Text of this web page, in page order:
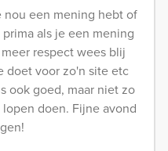
nou een mening hebt of
als je een mening
respect wees blij
doet voor zo'n site etc
ook goed, maar niet zo
doen. Fijne avond